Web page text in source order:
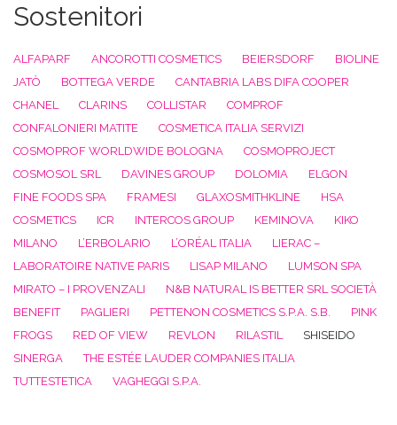
Sostenitori
ALFAPARF ANCOROTTI COSMETICS BEIERSDORF
BIOLINE
JATÒ
BOTTEGA VERDE
CANTABRIA LABS DIFA COOPER
CHANEL
CLARINS COLLISTAR
COMPROF
CONFALONIERI MATITE
COSMETICA ITALIA SERVIZI
COSMOPROF WORLDWIDE BOLOGNA
COSMOPROJECT
COSMOSOL SRL
DAVINES GROUP DOLOMIA
ELGON
FINE FOODS SPA
FRAMESI GLAXOSMITHKLINE
HSA
COSMETICS
ICR INTERCOS GROUP KEMINOVA
KIKO
MILANO
L’ERBOLARIO L’ORÉAL ITALIA
LIERAC –
LABORATOIRE NATIVE PARIS
LISAP MILANO
LUMSON SPA
MIRATO – I PROVENZALI
N&B NATURAL IS BETTER SRL SOCIETÀ
BENEFIT
PAGLIERI PETTENON COSMETICS S.P.A. S.B.
PINK
FROGS
RED OF VIEW REVLON RILASTIL
SHISEIDO
SINERGA
THE ESTÉE LAUDER COMPANIES ITALIA
TUTTESTETICA
VAGHEGGI S.P.A.